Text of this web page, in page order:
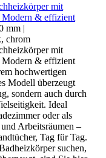
mit
Modern & effizient
mm |
chrom
mit
Modern & effizient
hochwertigen
Modell überzeugt
sondern auch durch
Ideal
oder als
Arbeitsräumen –
Tag für Tag.
suchen,